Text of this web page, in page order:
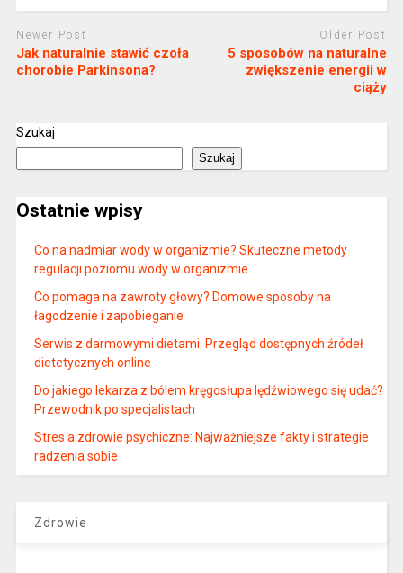
Newer Post
Jak naturalnie stawić czoła
chorobie Parkinsona?
Older Post
5 sposobów na naturalne
zwiększenie energii w
ciąży
Szukaj
Szukaj
Ostatnie wpisy
Co na nadmiar wody w organizmie? Skuteczne metody
regulacji poziomu wody w organizmie
Co pomaga na zawroty głowy? Domowe sposoby na
łagodzenie i zapobieganie
Serwis z darmowymi dietami: Przegląd dostępnych źródeł
dietetycznych online
Do jakiego lekarza z bólem kręgosłupa lędźwiowego się udać?
Przewodnik po specjalistach
Stres a zdrowie psychiczne: Najważniejsze fakty i strategie
radzenia sobie
Zdrowie